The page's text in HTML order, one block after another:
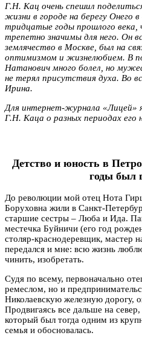
Г.Н. Кац очень спешил
жизни в городе на берегу Онего
тридцатые годы прошлого века,
трепетно значимы для него. Он
землячество в Москве, был на
оптимизмом и жизнелюбием. В
Натанович много болел, но
не терял присутствия духа. Во
Ирина.
Для интернет-журнала «Лицей»
Г.Н. Каца о разных периодах его
Детство и юность в
годы был
До революции мой отец Нота
Боруховна жили в Санкт-
старшие сестры – Люба и Ида.
местечка Буйничи (его год
столяр-краснодеревщик, мастер
передался и мне: всю жизнь
чинить, изобретать.
Судя по всему, первоначально
ремеслом, но и
Николаевскую железную дорогу,
Продвигаясь все дальше на
который был тогда одним из
семья и обосновалась.